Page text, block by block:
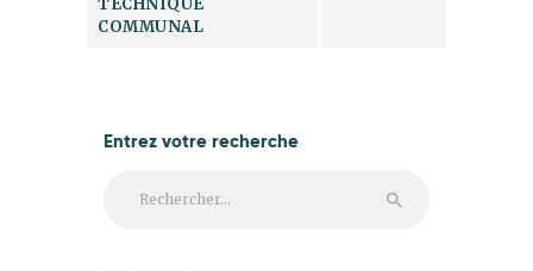
TECHNIQUE
COMMUNAL
Entrez votre recherche